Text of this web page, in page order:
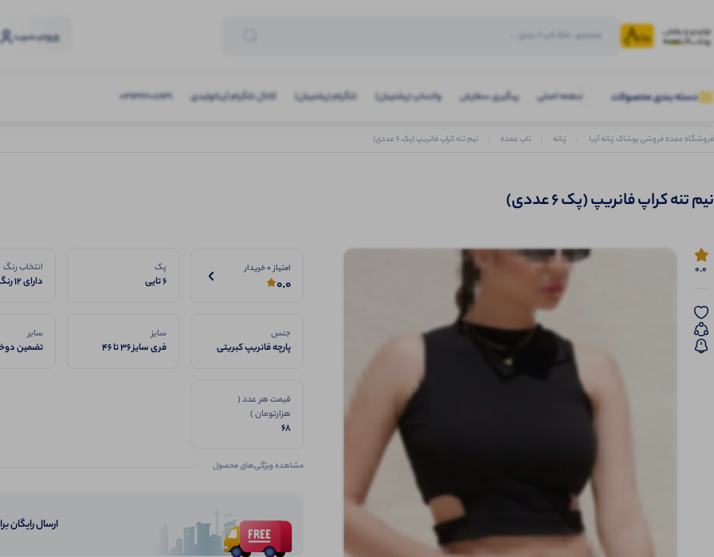
ورودو عضویت
دسته بندی محصولات صفحه اصلی پیگیری سفارش واتساپ (پشتیبان) تلگرام (پشتیبان) کانال تلگرام آریاتولیدی 03132208631
فروشگاه عمده فروشی پوشاک زنانه آریا زنانه تاپ عمده نیم تنه کراپ فانریپ (پک 6 عددی)
نیم تنه کراپ فانریپ (پک 6 عددی)
0.0 امتیاز 0 خریدار
0.0
پک
6 تایی
انتخاب رنگ
دارای 12 رنگ
جنس
پارچه فانریپ کبریتی
سایز
فری سایز ۳۶ تا ۴۶
سایر
تضمین
قیمت هر عدد (
هزارتومان )
68
مشاهده ویژگی‌های محصول
ارسال رایگان